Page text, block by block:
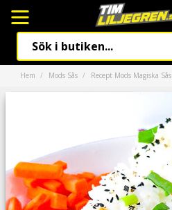
Hem Mods Sås Recept Mods Magiska Sås